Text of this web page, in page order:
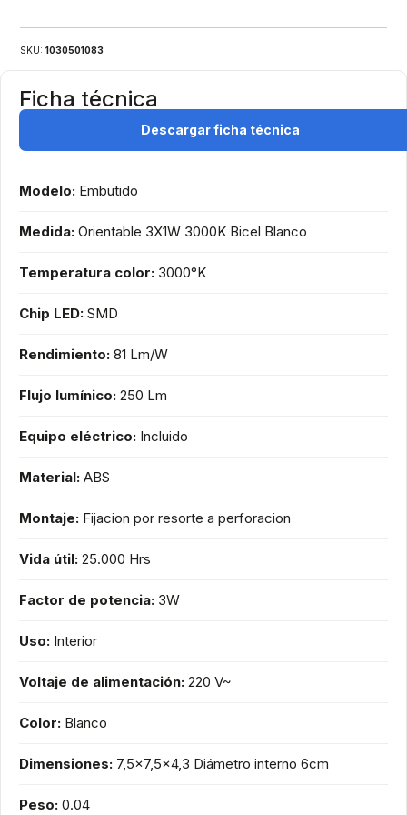
SKU:1030501083
Ficha técnica
Descargar ficha técnica
Modelo: Embutido
Medida: Orientable 3X1W 3000K Bicel Blanco
Temperatura color: 3000°K
Chip LED: SMD
Rendimiento: 81 Lm/W
Flujo lumínico: 250 Lm
Equipo eléctrico: Incluido
Material: ABS
Montaje: Fijacion por resorte a perforacion
Vida útil: 25.000 Hrs
Factor de potencia: 3W
Uso: Interior
Voltaje de alimentación: 220 V~
Color: Blanco
Dimensiones: 7,5x7,5x4,3 Diámetro interno 6cm
Peso: 0.04